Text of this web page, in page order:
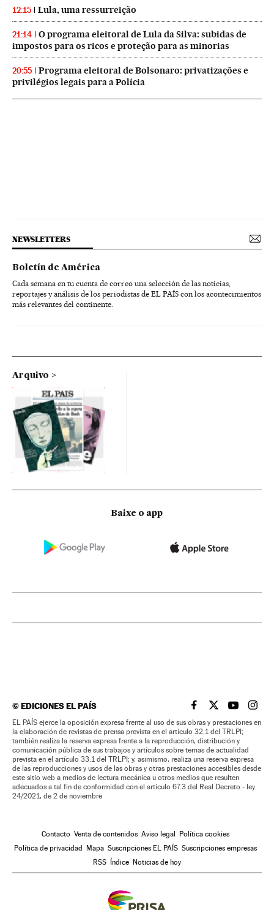
12:15 Lula, uma ressurreição
21:14
O programa eleitoral de Lula da Silva: subidas de
impostos para os ricos e proteção para as minorias
20:55
Programa eleitoral de Bolsonaro: privatizações e
privilégios legais para a Polícia
NEWSLETTERS
Boletín de América
Cada semana en tu cuenta de correo una selección de las noticias,
reportajes y análisis de los periodistas de EL PAÍS con los acontecimientos
más relevantes del continente.
Arquivo
Baixe o app
©EDICIONES EL PAÍS EL PAÍS BRASIL EN
EL PAÍSEL PAÍS
EL
EL PAÍS ejerce la oposición expresa frente al uso de sus obras y prestaciones en
la elaboración de revistas de prensa prevista en el artículo 32.1 del TRLPI;
también realiza la reserva expresa frente a la reproducción, distribución y
comunicación pública de sus trabajos y artículos sobre temas de actualidad
prevista en el artículo 33.1 del TRLPI; y, asimismo, realiza una reserva expresa
de las reproducciones y usos de las obras y otras prestaciones accesibles desde
este sitio web a medios de lectura mecánica u otros medios que resulten
adecuados a tal fin de conformidad con el artículo 67.3 del Real Decreto - ley
24/2021, de 2 de noviembre
Contacto Venta de contenidos Aviso legal Política cookies
Política de privacidad Mapa Suscripciones EL PAÍS Suscripciones empresas
RSS Índice Noticias de hoy